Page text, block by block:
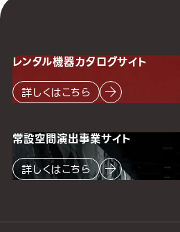
レンタル機器カタログサイト
詳しくはこちら
常設空間演出事業サイト
詳しくはこちら